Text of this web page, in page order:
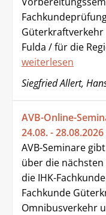
Fulda / für die
weiterlesen
Siegfried Allert,
AVB-Online-
24.08. -
AVB-Seminare
über die
die IHK-
Fachkunde
Omnibusverkehr